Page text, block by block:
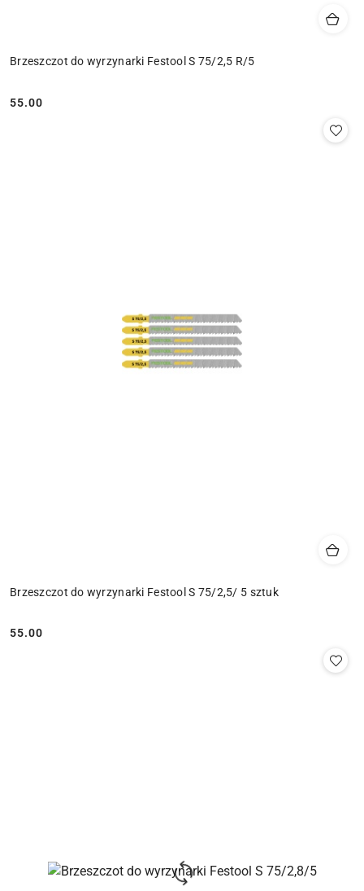
Brzeszczot do wyrzynarki Festool S 75/2,5 R/5
Cena:
55.00
Brzeszczot do wyrzynarki Festool S 75/2,5/ 5 sztuk
Cena:
55.00